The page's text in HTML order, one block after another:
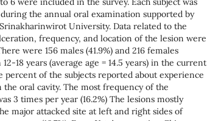
the annual oral examination supported by
University. Data related to the
frequency, and location of the lesion were
were 156 males (41.9%) and 216 females
18 years (average age = 14.5 years) in the current
percent of the subjects reported about experience
oral cavity. The most frequency of the
3 times per year (16.2%) The lesions mostly
major attacked site at left and right sides of